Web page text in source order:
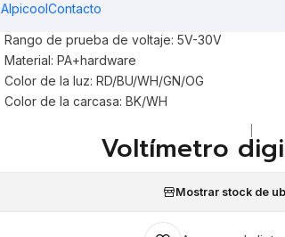
AlpicoolContacto
Salida: 5V
Rango de prueba de voltaje: 5V-30V
Material: PA+hardware
Color de la luz: RD/BU/WH/GN/OG
Color de la carcasa: BK/WH
Voltímetro
Mostrar stock de